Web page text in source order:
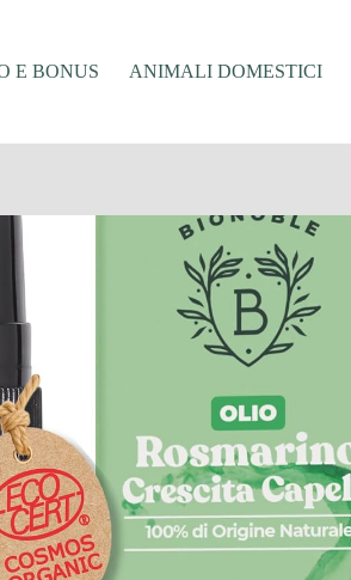
E BONUS ANIMALI DOMESTICI